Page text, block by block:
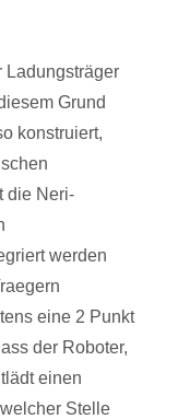
Ladungsträger
Grund
konstruiert,
die Neri-
werden
eine 2 Punkt
der Roboter,
einen
Stelle